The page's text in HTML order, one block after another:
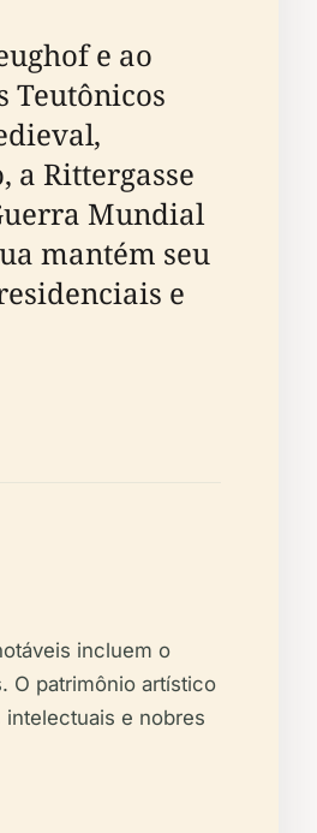
e ao
Teutônicos
a Rittergasse
Mundial
mantém seu
e
incluem o
O patrimônio artístico
e nobres